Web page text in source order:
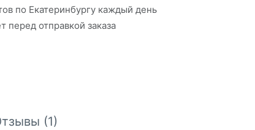
по Екатеринбургу каждый день
перед отправкой заказа
(1)